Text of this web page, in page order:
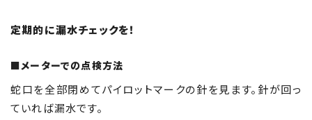
定期的に漏水チェックを！
■メーターでの点検方法
蛇口を全部閉めてパイロットマークの針を見ます。針が回っ
ていれば漏水です。